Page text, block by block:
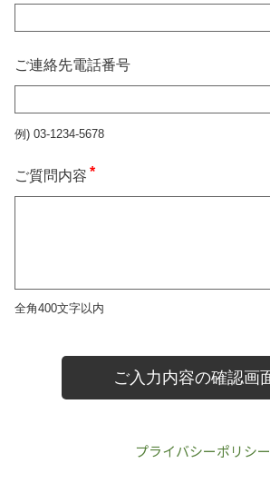
プライバシーポリシー